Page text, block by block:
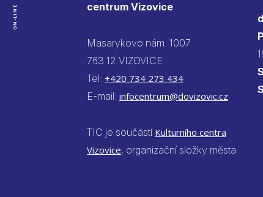
ON-LINE
centrum Vizovice
Masarykovo nám. 1007
763 12 VIZOVICE
Tel: +420 734 273 434
E-mail: infocentrum@dovizovic.cz
TIC je součástí Kulturního centra
Vizovice, organizační složky města